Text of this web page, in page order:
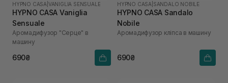
HYPNO CASA VANIGLIA SENSUALE
HYPNO CASA Vaniglia
Sensuale
Аромадифузор "Серце" в
машину
690₴
HYPNO CASA SANDALO NOBILE
HYPNO CASA Sandalo
Nobile
Аромадифузор кліпса в машину
690₴